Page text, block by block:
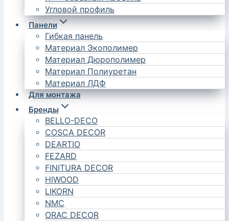
Угловой профиль
Панели
Гибкая панель
Материал Экополимер
Материал Дюрополимер
Материал Полиуретан
Материал ЛДФ
Для монтажа
Бренды
BELLO-DECO
COSCA DECOR
DEARTIO
FEZARD
FINITURA DECOR
HIWOOD
LIKORN
NMC
ORAC DECOR